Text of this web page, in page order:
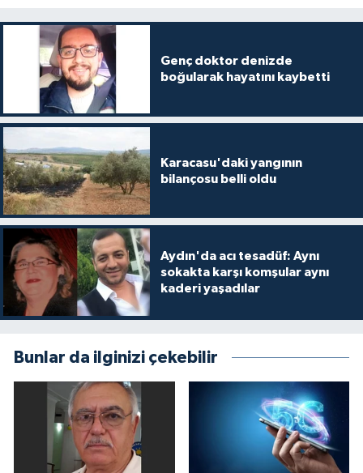
Genç doktor denizde
boğularak hayatını kaybetti
Karacasu'daki yangının
bilançosu belli oldu
Aydın'da acı tesadüf: Aynı
sokakta karşı komşular aynı
kaderi yaşadılar
Bunlar da ilginizi çekebilir